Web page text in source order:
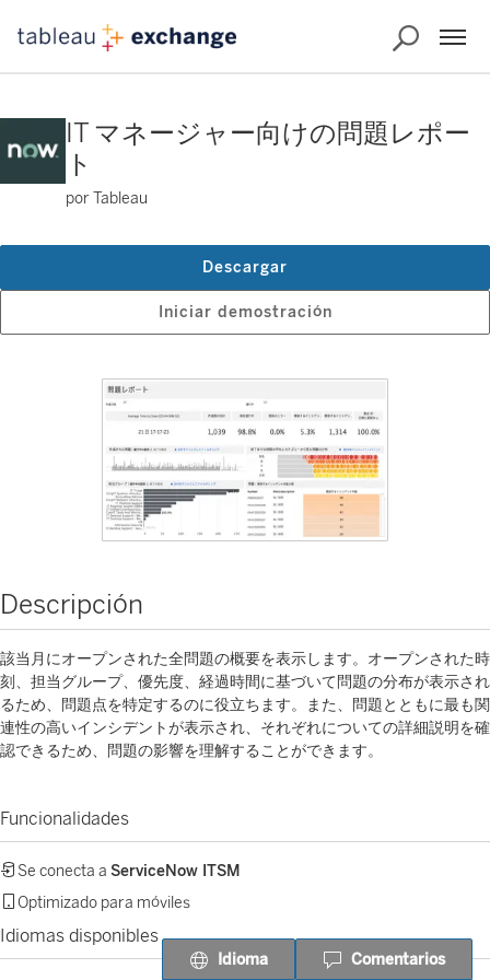
IT マネージャー向けの問題レポー
ト
por Tableau
Iniciar demostración
Descargar
Descripción
該当月にオープンされた全問題の概要を表示します。オープンされた時
刻、担当グループ、優先度、経過時間に基づいて問題の分布が表示され
るため、問題点を特定するのに役立ちます。また、問題とともに最も関
連性の高いインシデントが表示され、それぞれについての詳細説明を確
認できるため、問題の影響を理解することができます。
Funcionalidades
Se conecta a ServiceNow ITSM
Optimizado para móviles
Idiomas disponibles
Idioma Comentarios